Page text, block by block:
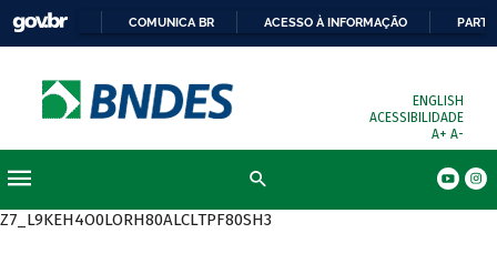
COMUNICA BR ACESSO À INFORMAÇÃO
ENGLISH
ACESSIBILIDADE
A+ A-
Z7_L9KEH4O0LORH80ALCLTPF80SH3